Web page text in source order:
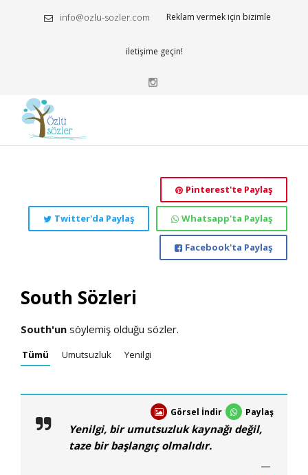
info@ozlu-sozler.com Reklam vermek için bizimle
iletişime geçin!
Pinterest'te Paylaş
Whatsapp'ta Paylaş
Twitter'da Paylaş
Facebook'ta Paylaş
South Sözleri
South'un söylemiş olduğu sözler.
Tümü Umutsuzluk Yenilgi
Görsel İndir Paylaş
Yenilgi, bir umutsuzluk kaynağı değil,
taze bir başlangıç olmalıdır.